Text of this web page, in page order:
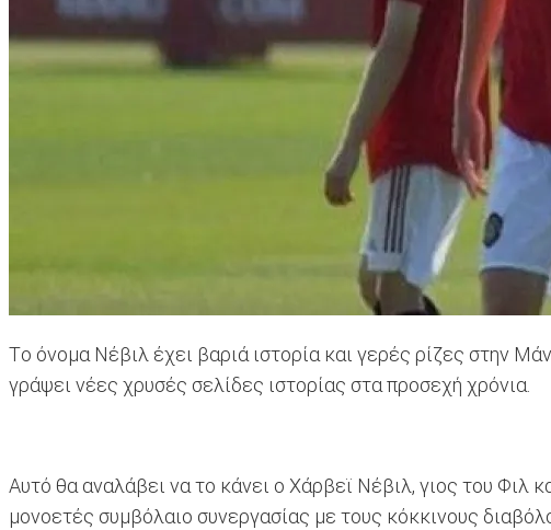
Tο όνομα Νέβιλ έχει βαριά ιστορία και γερές ρίζες στην
γράψει νέες χρυσές σελίδες ιστορίας στα προσεχή χρόνια.
Αυτό θα αναλάβει να το κάνει ο Χάρβεϊ Νέβιλ, γιος του Φιλ
μονοετές συμβόλαιο συνεργασίας με τους κόκκινους